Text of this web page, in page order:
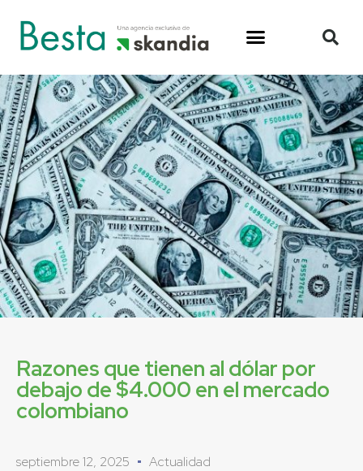
Razones que tienen al dólar por
debajo de $4.000 en el mercado
colombiano
septiembre 12, 2025 Actualidad